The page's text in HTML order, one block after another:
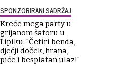
SPONZORIRANI SADRŽAJ
Kreće mega party u
grijanom šatoru u
Lipiku: "Četiri benda,
dječji doček, hrana,
piće i besplatan ulaz!"